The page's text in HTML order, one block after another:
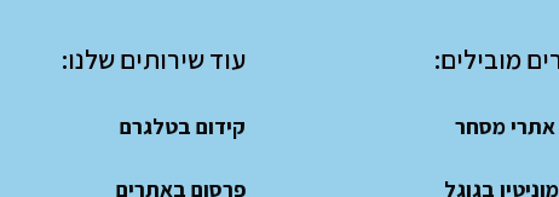
מובילים:
אתרי מסחר
בגוגל
עוד שירותים שלנו:
קידום בטלגרם
פרסום באתרים